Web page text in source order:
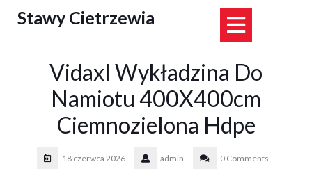
Stawy Cietrzewia
Vidaxl Wykładzina Do
Namiotu 400X400cm
Ciemnozielona Hdpe
18 czerwca 2026 admin 0 Comments